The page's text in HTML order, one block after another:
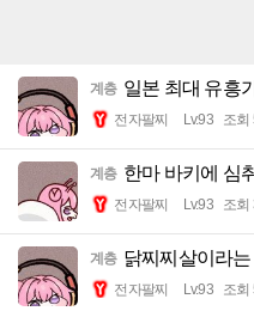
계층 일본 최대 유흥
전자팔찌 Lv.93 조회
계층 한마 바키에 심
전자팔찌 Lv.93 조회
계층 닭찌찌살이라
전자팔찌 Lv.93 조회